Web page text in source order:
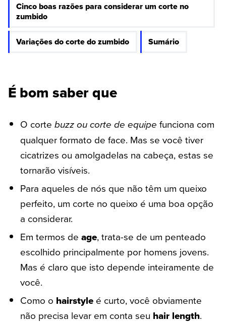
Cinco boas razões para considerar um corte no
zumbido
Variações do corte do zumbido Sumário
É bom saber que
O corte buzz ou corte de equipe funciona com
qualquer formato de face. Mas se você tiver
cicatrizes ou amolgadelas na cabeça, estas se
tornarão visíveis.
Para aqueles de nós que não têm um queixo
perfeito, um corte no queixo é uma boa opção
a considerar.
Em termos de age, trata-se de um penteado
escolhido principalmente por homens jovens.
Mas é claro que isto depende inteiramente de
você.
Como o hairstyle é curto, você obviamente
não precisa levar em conta seu hair length.